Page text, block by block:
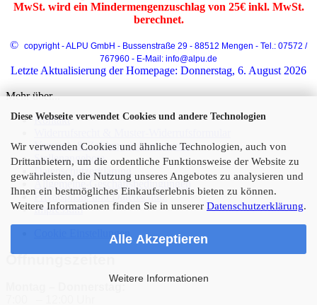
Diese Webseite verwendet Cookies und andere Technologien
Wir verwenden Cookies und ähnliche Technologien, auch von
Drittanbietern, um die ordentliche Funktionsweise der Website zu
gewährleisten, die Nutzung unseres Angebotes zu analysieren und
Ihnen ein bestmögliches Einkaufserlebnis bieten zu können.
Weitere Informationen finden Sie in unserer Datenschutzerklärung.
Alle Akzeptieren
Weitere Informationen
MwSt. wird ein Mindermengenzuschlag von 25€ inkl. MwSt.
berechnet.
© copyright - ALPU GmbH - Bussenstraße 29 - 88512 Mengen - Tel.: 07572 /
767960 - E-Mail: info@alpu.de
Letzte Aktualisierung der Homepage: Donnerstag, 6. August 2026
Mehr über...
Kontakt
Versand- & Zahlungsinformationen
Stellenangebote
Datenschutzerklärung
Allgemeine-Geschäftsbedingungen
Privatsphäre und Datenschutz
Impressum
Cookie Einstellungen
Öffnungszeiten